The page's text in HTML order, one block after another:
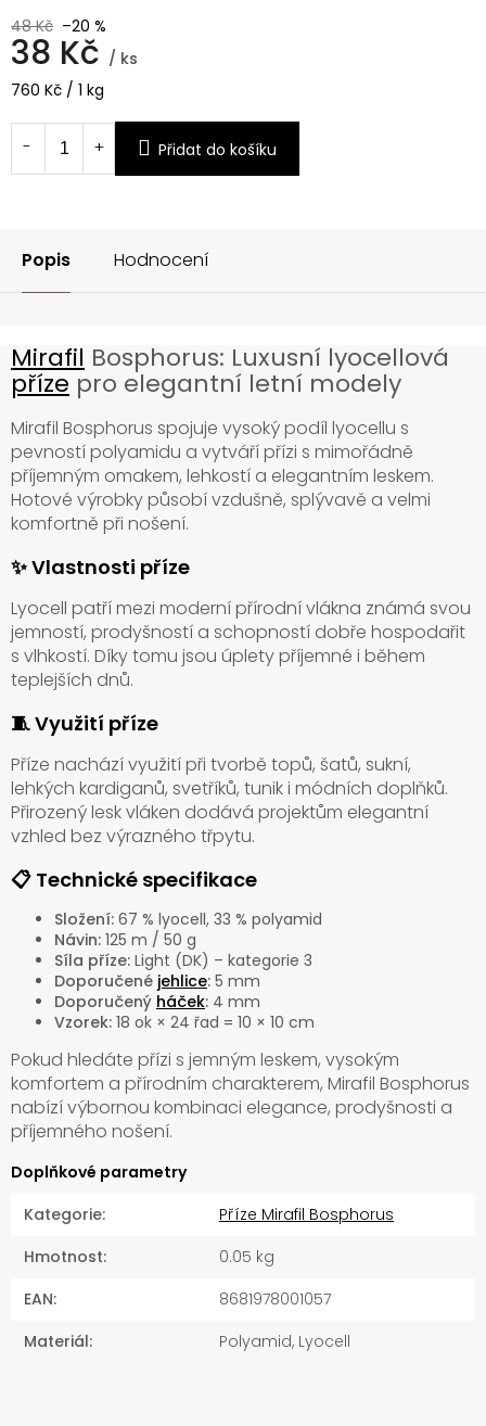
48 Kč –20 %
38 Kč / ks
Měrná
760 Kč / 1 kg
Přidat do košíku
Popis Hodnocení
Mirafil Bosphorus: Luxusní lyocellová
příze pro elegantní letní modely
Mirafil Bosphorus spojuje vysoký podíl lyocellu s
pevností polyamidu a vytváří přízi s mimořádně
příjemným omakem, lehkostí a elegantním leskem.
Hotové výrobky působí vzdušně, splývavě a velmi
komfortně při nošení.
✨ Vlastnosti příze
Lyocell patří mezi moderní přírodní vlákna známá svou
jemností, prodyšností a schopností dobře hospodařit
s vlhkostí. Díky tomu jsou úplety příjemné i během
teplejších dnů.
🧵 Využití příze
Příze nachází využití při tvorbě topů, šatů, sukní,
lehkých kardiganů, svetříků, tunik i módních doplňků.
Přirozený lesk vláken dodává projektům elegantní
vzhled bez výrazného třpytu.
📋 Technické specifikace
Složení: 67 % lyocell, 33 % polyamid
Návin: 125 m / 50 g
Síla příze: Light (DK) – kategorie 3
Doporučené jehlice: 5 mm
Doporučený háček: 4 mm
Vzorek: 18 ok × 24 řad = 10 × 10 cm
Pokud hledáte přízi s jemným leskem, vysokým
komfortem a přírodním charakterem, Mirafil Bosphorus
nabízí výbornou kombinaci elegance, prodyšnosti a
příjemného nošení.
Doplňkové parametry
Kategorie:
Příze Mirafil Bosphorus
Hmotnost:
0.05 kg
EAN:
8681978001057
Materiál: Polyamid, Lyocell